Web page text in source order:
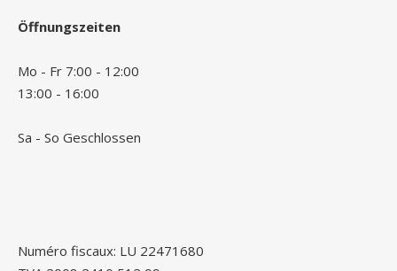
Öffnungszeiten
Mo - Fr 7:00 - 12:00
13:00 - 16:00
Sa - So Geschlossen
Numéro fiscaux: LU 22471680